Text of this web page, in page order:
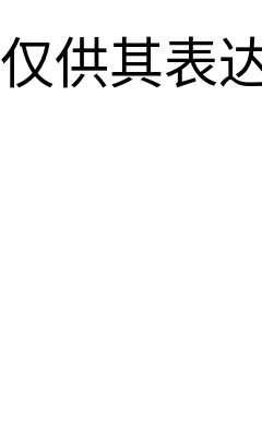
供其表